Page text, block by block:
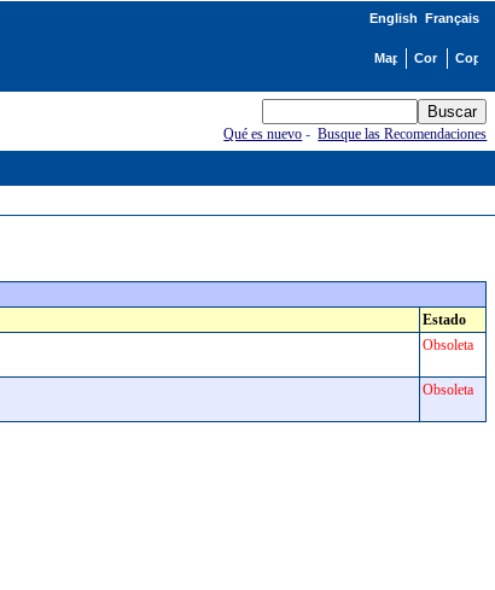
English Français
Qué es nuevo -Busque las Recomendaciones
Estado
Obsoleta
Obsoleta